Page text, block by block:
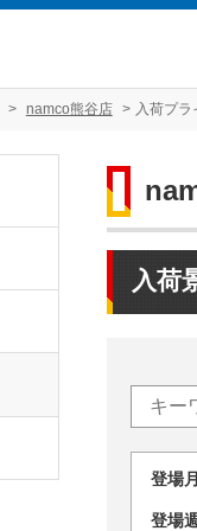
namco熊谷店 入荷プラ
入荷
登
登